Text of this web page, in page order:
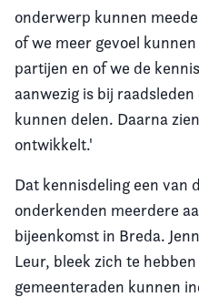
onderwerp kunnen
of we meer gevoel
partijen en of we de
aanwezig is bij
kunnen delen. Daarna
ontwikkelt.'
Dat kennisdeling een van
onderkenden meerdere
bijeenkomst in Breda.
Leur, bleek zich te
gemeenteraden kunnen